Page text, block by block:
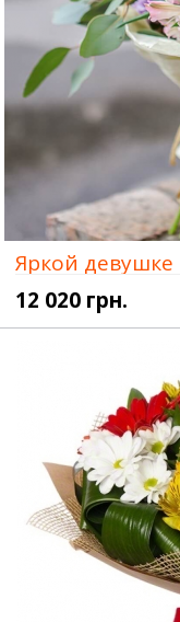
Яркой девушке
12 020 грн.